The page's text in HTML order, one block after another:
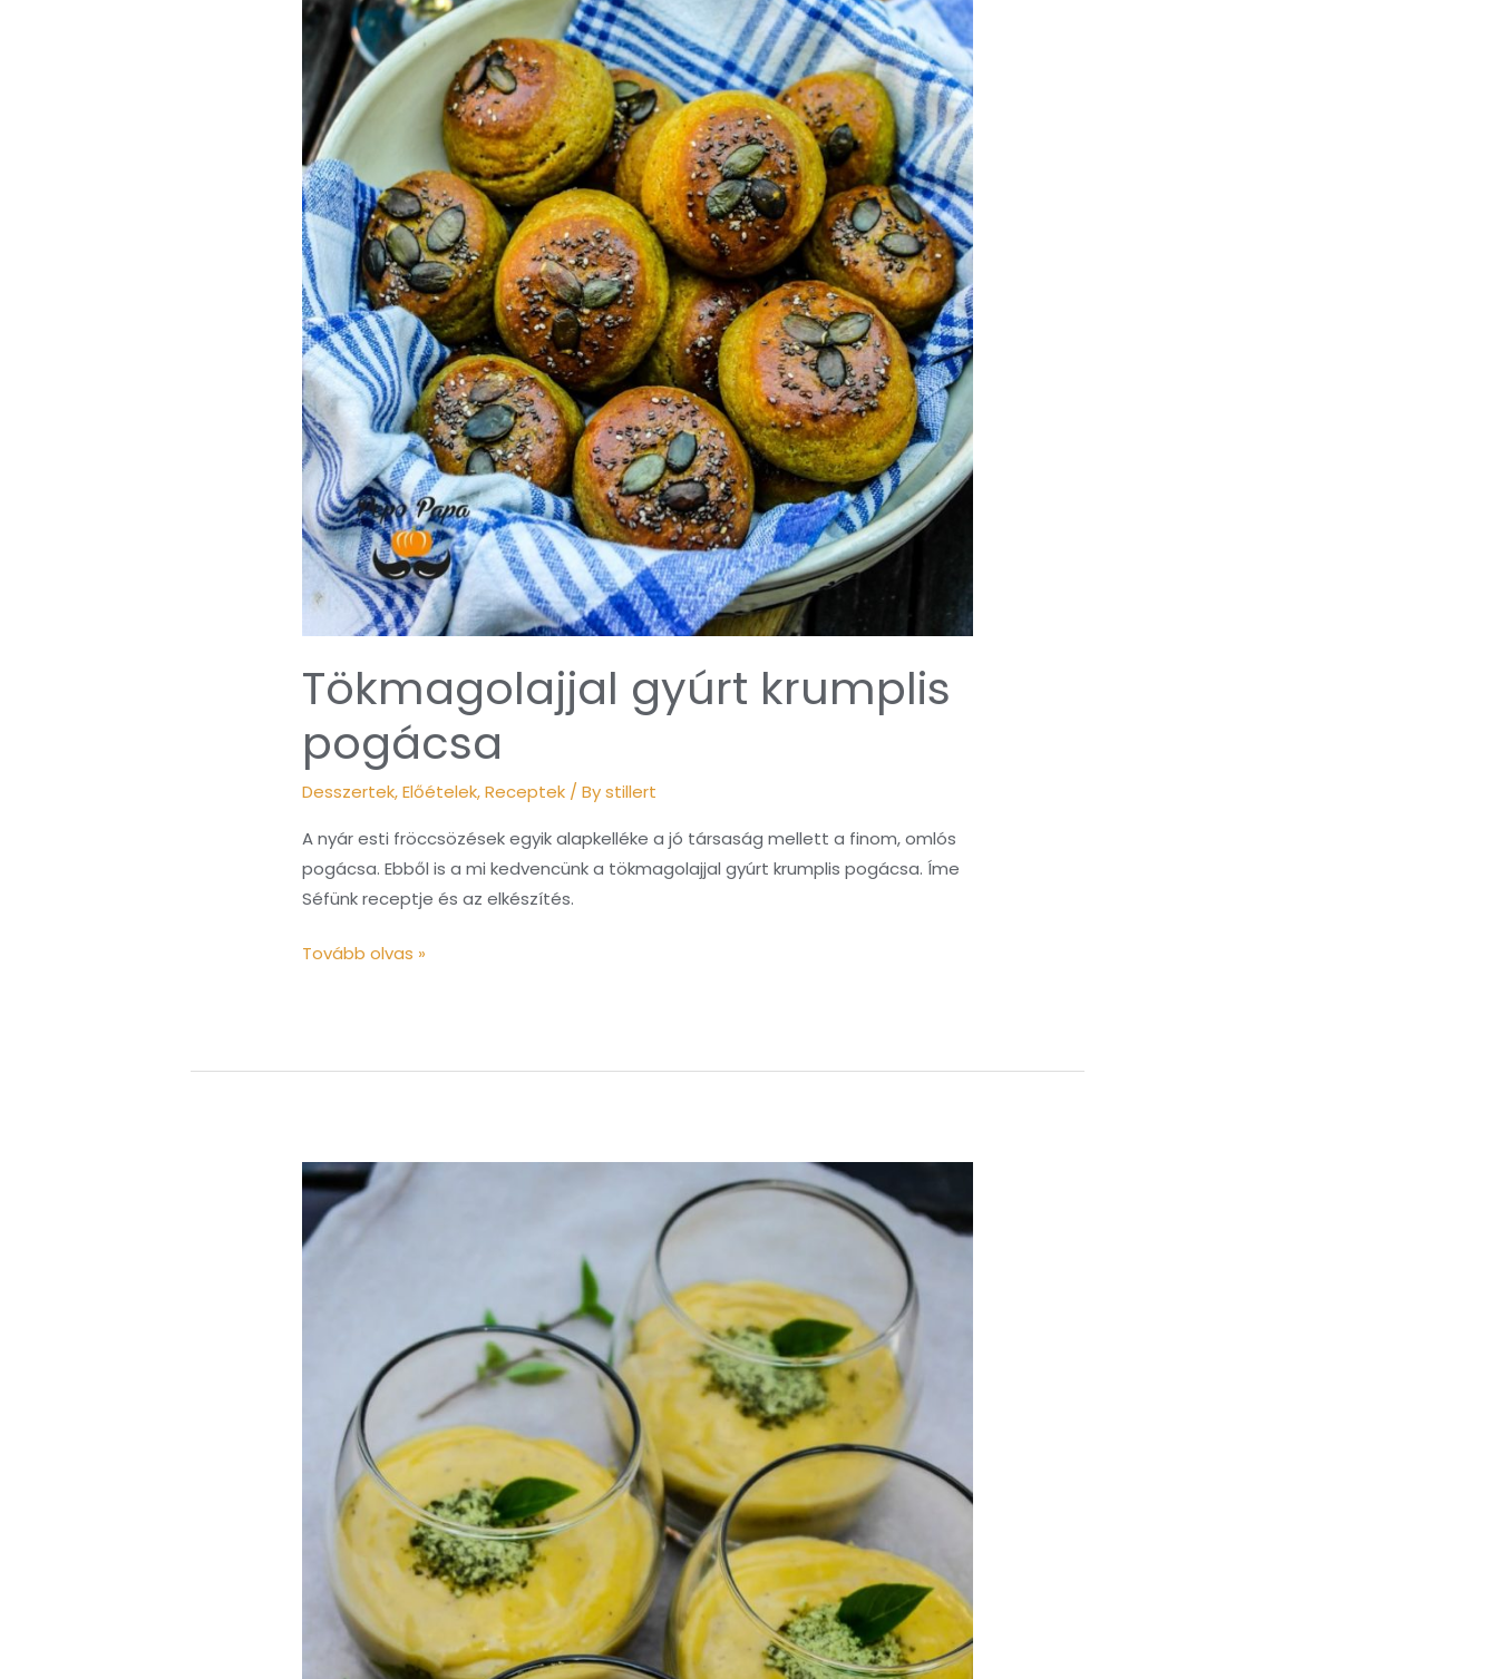
Tökmagolajjal gyúrt krumplis
pogácsa
Desszertek,Előételek,Receptek/ Bystillert
A nyár esti fröccsözések egyik alapkelléke a jó társaság mellett a finom, omlós
pogácsa. Ebből is a mi kedvencünk a tökmagolajjal gyúrt krumplis pogácsa. Íme
Séfünk receptje és az elkészítés.
Tovább olvas »
Zabtejes
házi
vanília
rétegekkel